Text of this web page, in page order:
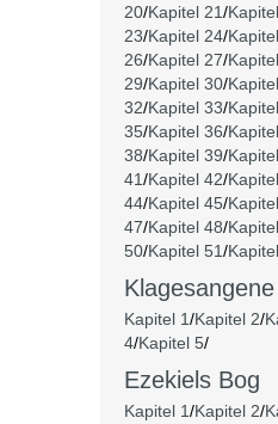
20/Kapitel 21/
23/Kapitel 24/
26/Kapitel 27/
29/Kapitel 30/
32/Kapitel 33/
35/Kapitel 36/
38/Kapitel 39/
41/Kapitel 42/
44/Kapitel 45/
47/Kapitel 48/
50/Kapitel 51/
Klagesangene
Kapitel 1/Kapitel 2/
4/Kapitel 5/
Ezekiels Bog
Kapitel 1/Kapitel 2/